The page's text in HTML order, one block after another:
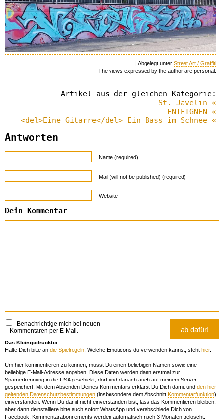
| Abgelegt unter Street Art / Graffiti
The views expressed by the author are personal.
Artikel aus der gleichen Kategorie:
St. Javelin «
ENTEIGNEN «
<del>Eine Gitarre</del> Ein Bass im Schnee «
Antworten
Name (required)
Mail (will not be published) (required)
Website
Dein Kommentar
Benachrichtige mich bei neuen
Kommentaren per E-Mail.
Das Kleingedruckte:
Halte Dich bitte an die Spielregeln . Welche Emoticons du verwenden kannst, steht hier.
Um hier kommentieren zu können, musst Du einen beliebigen Namen sowie eine
beliebige E-Mail-Adresse angeben. Diese Daten werden dann erstmal zur
Spamerkennung in die USA geschickt, dort und danach auch auf meinem Server
gespeichert. Mit dem Absenden Deines Kommentars erklärst Du Dich damit und den hier
geltenden Datenschutzbestimmungen (insbesondere dem Abschnitt Kommentarfunktion)
einverstanden. Wenn Du damit nicht einverstanden bist, lass das Kommentieren bleiben,
aber dann deinstalliere bitte auch sofort WhatsApp und verabschiede Dich von
Facebook. Kommentarabonnements werden automatisch nach 3 Monaten gelöscht.